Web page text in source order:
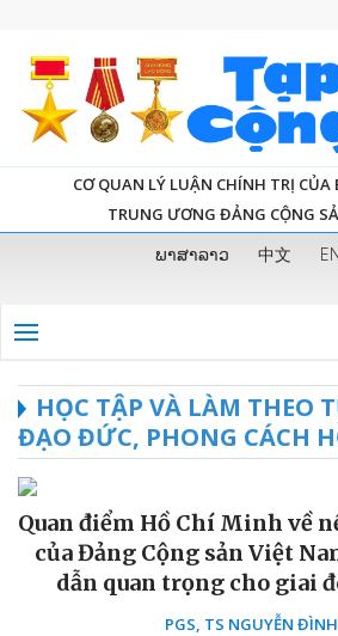
CƠ QUAN LÝ LUẬN CHÍNH TRỊ CỦA
TRUNG ƯƠNG ĐẢNG CỘNG
ພາສາລາວ 中文
HỌC TẬP VÀ LÀM THEO
ĐẠO ĐỨC, PHONG CÁCH
Quan điểm Hồ Chí Minh về
của Đảng Cộng sản Việt
dẫn quan trọng cho giai
PGS, TS NGUYỄN